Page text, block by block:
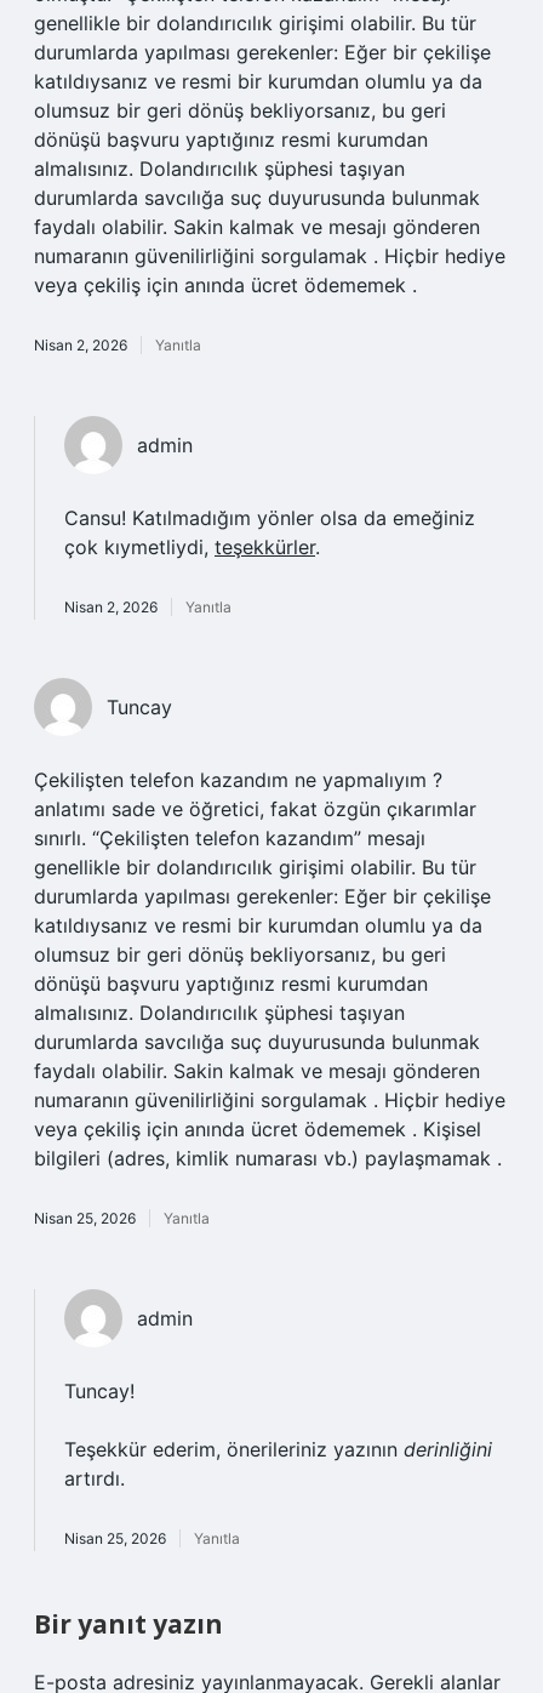
genellikle bir dolandırıcılık girişimi olabilir. Bu tür
durumlarda yapılması gerekenler: Eğer bir çekilişe
katıldıysanız ve resmi bir kurumdan olumlu ya da
olumsuz bir geri dönüş bekliyorsanız, bu geri
dönüşü başvuru yaptığınız resmi kurumdan
almalısınız. Dolandırıcılık şüphesi taşıyan
durumlarda savcılığa suç duyurusunda bulunmak
faydalı olabilir. Sakin kalmak ve mesajı gönderen
numaranın güvenilirliğini sorgulamak . Hiçbir hediye
veya çekiliş için anında ücret ödememek .
Nisan 2, 2026 Yanıtla
admin
Cansu! Katılmadığım yönler olsa da emeğiniz
çok kıymetliydi, teşekkürler.
Nisan 2, 2026 Yanıtla
Tuncay
Çekilişten telefon kazandım ne yapmalıyım ?
anlatımı sade ve öğretici, fakat özgün çıkarımlar
sınırlı. “Çekilişten telefon kazandım” mesajı
genellikle bir dolandırıcılık girişimi olabilir. Bu tür
durumlarda yapılması gerekenler: Eğer bir çekilişe
katıldıysanız ve resmi bir kurumdan olumlu ya da
olumsuz bir geri dönüş bekliyorsanız, bu geri
dönüşü başvuru yaptığınız resmi kurumdan
almalısınız. Dolandırıcılık şüphesi taşıyan
durumlarda savcılığa suç duyurusunda bulunmak
faydalı olabilir. Sakin kalmak ve mesajı gönderen
numaranın güvenilirliğini sorgulamak . Hiçbir hediye
veya çekiliş için anında ücret ödememek . Kişisel
bilgileri (adres, kimlik numarası vb.) paylaşmamak .
Nisan 25, 2026 Yanıtla
admin
Tuncay!
Teşekkür ederim, önerileriniz yazının derinliğini
artırdı.
Nisan 25, 2026 Yanıtla
Bir yanıt yazın
E-posta adresiniz yayınlanmayacak. Gerekli alanlar